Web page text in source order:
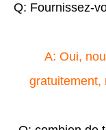
Q: Fournissez-
A: Oui,
gratuitement,